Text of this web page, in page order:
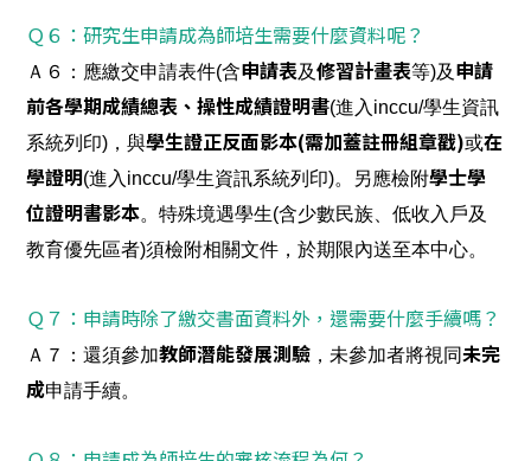
Ｑ６：研究生申請成為師培生需要什麼資料呢？
Ａ６：應繳交申請表件(含申請表及修習計畫表等)及 申請
前各學期成績總表、操性成績證明書(進入inccu/學生資訊
系統列印)，與學生證正反面影本(需加蓋註冊組章戳)或在
學證明(進入inccu/學生資訊系統列印)。另應檢附學士學
位證明書影本。特殊境遇學生(含少數民族、低收入戶及
教育優先區者)須檢附相關文件，於期限內送至本中心。
Ｑ７：申請時除了繳交書面資料外，還需要什麼手續嗎？
Ａ７：還須參加教師潛能發展測驗 ，未參加者將視同未完
成申請手續。